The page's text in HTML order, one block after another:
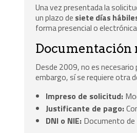
Una vez presentada la
un plazo de siete días
forma presencial o
Documentación
Desde 2009, no es necesario
embargo, sí se requiere otra
Impreso de solicitud:
Justificante de pago:
DNI o NIE: Documento